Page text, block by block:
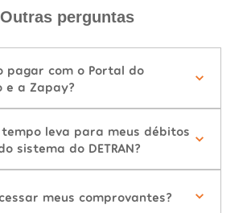
Outras perguntas
pagar com o Portal do
e a Zapay?
leva para meus débitos
sistema do DETRAN?
meus comprovantes?